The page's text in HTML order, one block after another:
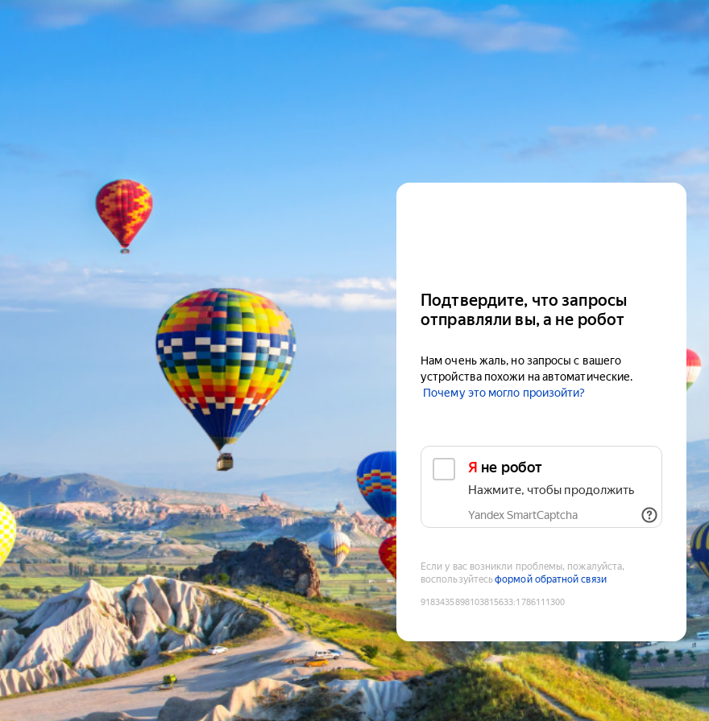
Подтвердите, что запросы
отправляли вы, а не робот
Нам очень жаль, но запросы с вашего
устройства похожи на автоматические.
Почему это могло произойти?
Я не робот
Нажмите, чтобы продолжить
Yandex SmartCaptcha
Если у вас возникли проблемы, пожалуйста,
воспользуйтесьформой обратной связи
9183435898103815633:1786111300